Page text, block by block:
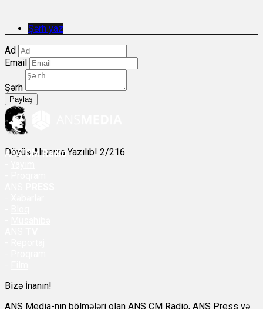
Şərh yaz
Ad
Email
Şərh
Paylaş
Döyüş Alnınıza Yazılıb! 2/216
ANSÇM Radio
Bizə İnanın!
ANS Media-nın bölmələri olan ANS ÇM Radio, ANS Press və